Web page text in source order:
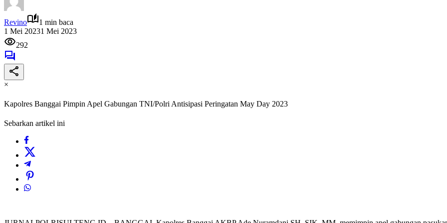
Revino
1 min baca
1 Mei 20231 Mei 2023
292
×
Kapolres Banggai Pimpin Apel Gabungan TNI/Polri Antisipasi Peringatan May Day 2023
Sebarkan artikel ini